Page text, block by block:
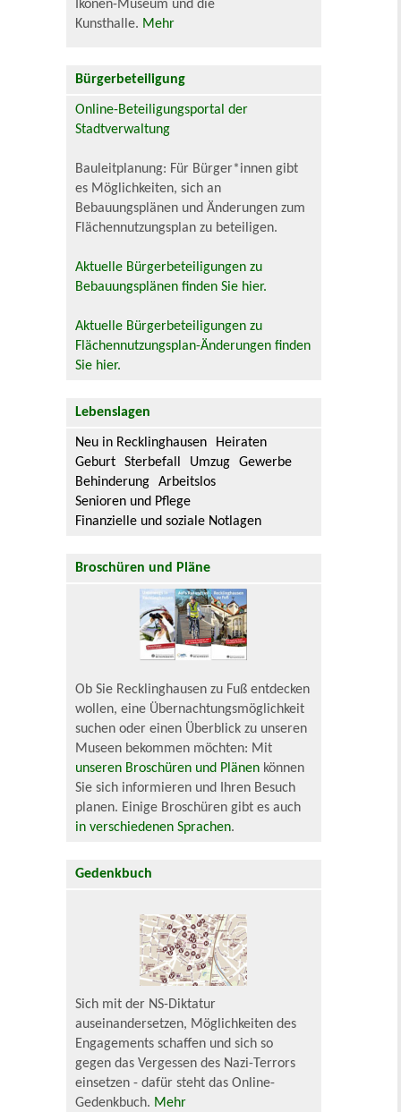
Ikonen-Museum und die
Kunsthalle. Mehr
Bürgerbeteiligung
Online-Beteiligungsportal der
Stadtverwaltung
Bauleitplanung: Für Bürger*innen gibt
es Möglichkeiten, sich an
Bebauungsplänen und Änderungen zum
Flächennutzungsplan zu beteiligen.
Aktuelle Bürgerbeteiligungen zu
Bebauungsplänen finden Sie hier.
Aktuelle Bürgerbeteiligungen zu
Flächennutzungsplan-Änderungen finden
Sie hier.
Lebenslagen
Neu in Recklinghausen
Heiraten
Geburt
Sterbefall Umzug
Gewerbe
Behinderung
Arbeitslos
Senioren und Pflege
Finanzielle und soziale Notlagen
Broschüren und Pläne
Ob Sie Recklinghausen zu Fuß entdecken
wollen, eine Übernachtungsmöglichkeit
suchen oder einen Überblick zu unseren
Museen bekommen möchten: Mit
unseren Broschüren und Plänen können
Sie sich informieren und Ihren Besuch
planen. Einige Broschüren gibt es auch
in verschiedenen Sprachen.
Gedenkbuch
Sich mit der NS-Diktatur
auseinandersetzen, Möglichkeiten des
Engagements schaffen und sich so
gegen das Vergessen des Nazi-Terrors
einsetzen - dafür steht das Online-
Gedenkbuch. Mehr